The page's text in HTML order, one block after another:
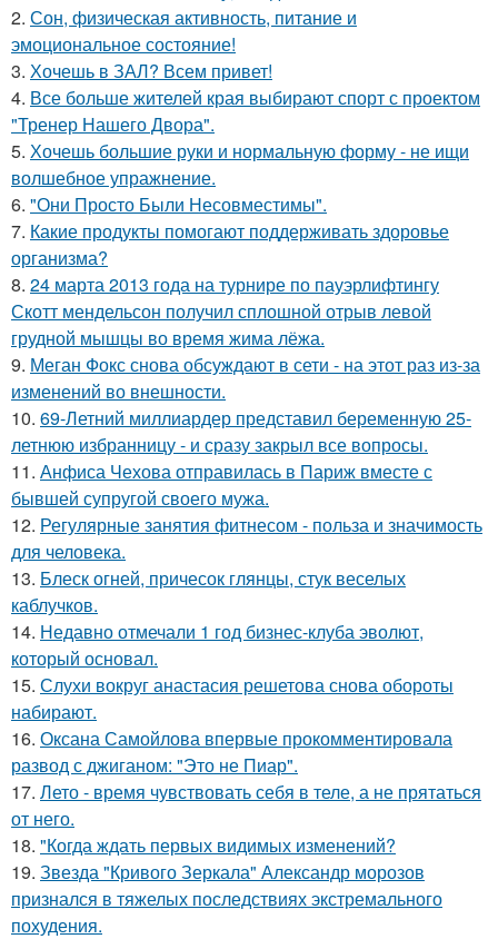
2. Сон, физическая активность, питание и
эмоциональное состояние!
3. Хочешь в ЗАЛ? Всем привет!
4. Все больше жителей края выбирают спорт с проектом
"Тренер Нашего Двора".
5. Хочешь большие руки и нормальную форму - не ищи
волшебное упражнение.
6. "Они Просто Были Несовместимы".
7. Какие продукты помогают поддерживать здоровье
организма?
8. 24 марта 2013 года на турнире по пауэрлифтингу
Скотт мендельсон получил сплошной отрыв левой
грудной мышцы во время жима лёжа.
9. Меган Фокс снова обсуждают в сети - на этот раз из-за
изменений во внешности.
10. 69-Летний миллиардер представил беременную 25-
летнюю избранницу - и сразу закрыл все вопросы.
11. Анфиса Чехова отправилась в Париж вместе с
бывшей супругой своего мужа.
12. Регулярные занятия фитнесом - польза и значимость
для человека.
13. Блеск огней, причесок глянцы, стук веселых
каблучков.
14. Недавно отмечали 1 год бизнес-клуба эволют,
который основал.
15. Слухи вокруг анастасия решетова снова обороты
набирают.
16. Оксана Самойлова впервые прокомментировала
развод с джиганом: "Это не Пиар".
17. Лето - время чувствовать себя в теле, а не прятаться
от него.
18. "Когда ждать первых видимых изменений?
19. Звезда "Кривого Зеркала" Александр морозов
признался в тяжелых последствиях экстремального
похудения.